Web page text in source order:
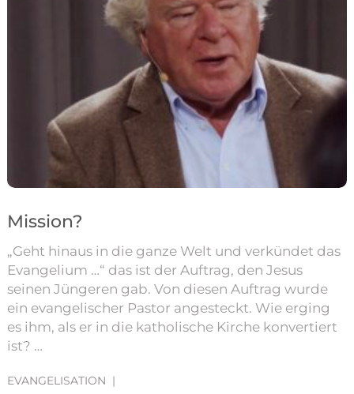
Mission?
„Geht hinaus in die ganze Welt und verkündet das
Evangelium …“ das ist der Auftrag, den Jesus
seinen Jüngeren gab. Von diesen Auftrag wurde
ein evangelischer Pastor angesteckt. Wie erging
es ihm, als er in die katholische Kirche konvertiert
ist? …
EVANGELISATION |